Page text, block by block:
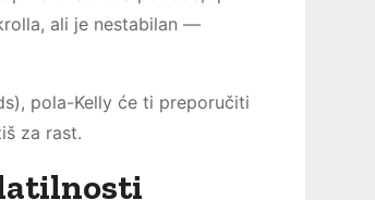
ali je nestabilan —
pola-Kelly će ti preporučiti
za rast.